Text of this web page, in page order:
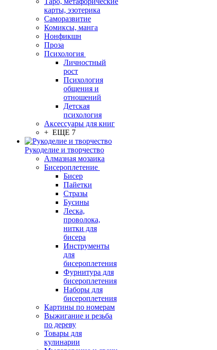
карты, эзотерика
Саморазвитие
Комиксы, манга
Нонфикшн
Проза
Психология
Личностный
рост
Психология
общения и
отношений
Детская
психология
Аксессуары для книг
+ ЕЩЕ 7
Рукоделие и творчество
Алмазная мозаика
Бисероплетение
Бисер
Пайетки
Стразы
Бусины
Леска,
проволока,
нитки для
бисера
Инструменты
для
бисероплетения
Фурнитура для
бисероплетения
Наборы для
бисероплетения
Картины по номерам
Выжигание и резьба
по дереву
Товары для
кулинарии